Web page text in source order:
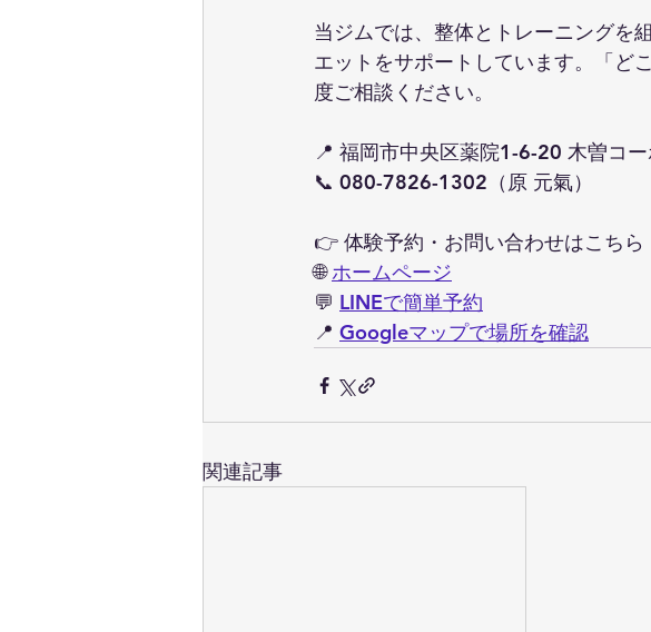
当ジムでは、整体とトレーニングを
エットをサポートしています。「ど
度ご相談ください。
📍 福岡市中央区薬院1-6-20 木曽コ
📞 080-7826-1302（原 元氣）
👉 体験予約・お問い合わせはこちら
🌐 ホームページ
💬 LINEで簡単予約
📍 Googleマップで場所を確認
関連記事